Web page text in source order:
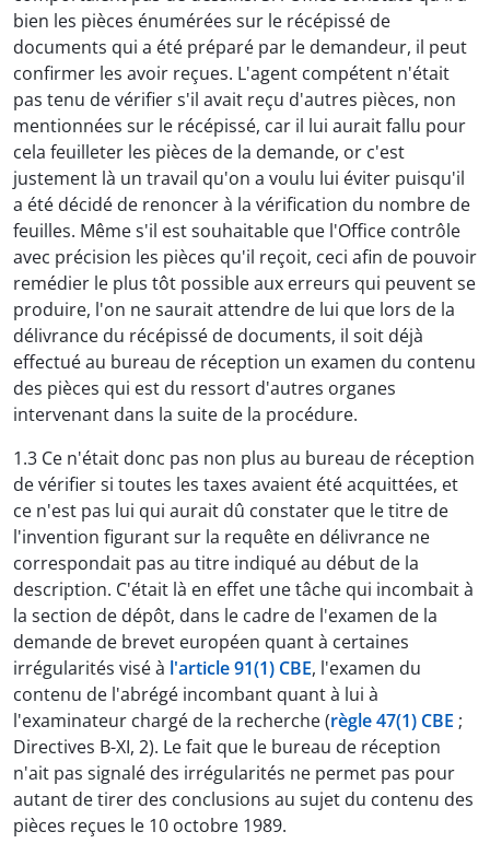
bien les pièces énumérées sur le récépissé de
documents qui a été préparé par le demandeur, il peut
confirmer les avoir reçues. L'agent compétent n'était
pas tenu de vérifier s'il avait reçu d'autres pièces, non
mentionnées sur le récépissé, car il lui aurait fallu pour
cela feuilleter les pièces de la demande, or c'est
justement là un travail qu'on a voulu lui éviter puisqu'il
a été décidé de renoncer à la vérification du nombre de
feuilles. Même s'il est souhaitable que l'Office contrôle
avec précision les pièces qu'il reçoit, ceci afin de pouvoir
remédier le plus tôt possible aux erreurs qui peuvent se
produire, l'on ne saurait attendre de lui que lors de la
délivrance du récépissé de documents, il soit déjà
effectué au bureau de réception un examen du contenu
des pièces qui est du ressort d'autres organes
intervenant dans la suite de la procédure.
1.3 Ce n'était donc pas non plus au bureau de réception
de vérifier si toutes les taxes avaient été acquittées, et
ce n'est pas lui qui aurait dû constater que le titre de
l'invention figurant sur la requête en délivrance ne
correspondait pas au titre indiqué au début de la
description. C'était là en effet une tâche qui incombait à
la section de dépôt, dans le cadre de l'examen de la
demande de brevet européen quant à certaines
irrégularités visé à l'article 91(1) CBE, l'examen du
contenu de l'abrégé incombant quant à lui à
l'examinateur chargé de la recherche (règle 47(1) CBE ;
Directives B-XI, 2). Le fait que le bureau de réception
n'ait pas signalé des irrégularités ne permet pas pour
autant de tirer des conclusions au sujet du contenu des
pièces reçues le 10 octobre 1989.